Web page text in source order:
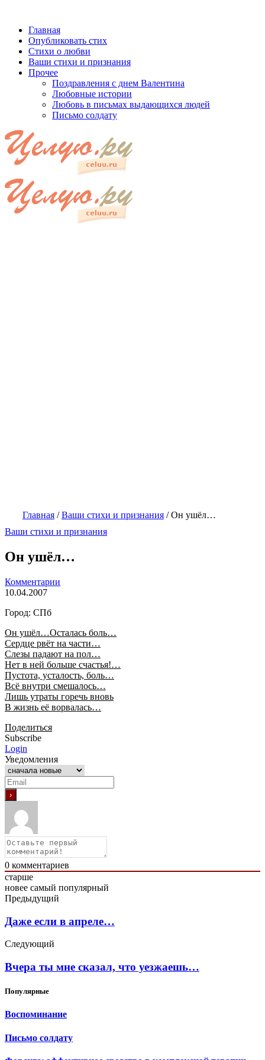
Главная
Опубликовать стих
Стихи о любви
Ваши стихи и признания
Прочее
Поздравления с днем Валентина
Любовные истории
Любовь в письмах выдающихся людей
Письмо солдату
Главная /Ваши стихи и признания /Он ушёл…
Ваши стихи и признания
Он ушёл…
Комментарии
10.04.2007
Город: СПб
Он ушёл…Осталась боль…
Сердце рвёт на части…
Слезы падают на пол…
Нет в ней больше счастья!…
Пустота, усталость, боль…
Всё внутри смешалось…
Лишь утраты горечь вновь
В жизнь её ворвалась…
Поделиться
Subscribe
Login
Уведомления
0 комментариев
старше
новее самый популярный
Предыдущий
Даже если в апреле…
Следующий
Вчера ты мне сказал, что уезжаешь…
Популярные
Воспоминание
Письмо солдату